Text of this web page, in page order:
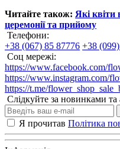
Читайте також: Які квіти
церемонії та прийому
Телефони:
+38 (067) 85 87776 +38
Соц мережі:
https://www.facebook.com/
https://www.instagram.com/
https://t.me/
Слідкуйте за новинками та
Я прочитав Політика